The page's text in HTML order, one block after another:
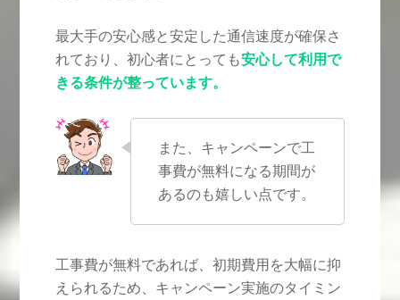
最大手の安心感と安定した通信速度が確保さ
れており、初心者にとっても安心して利用で
きる条件が整っています。
また、キャンペーンで工
事費が無料になる期間が
あるのも嬉しい点です。
工事費が無料であれば、初期費用を大幅に抑
えられるため、キャンペーン実施のタイミン